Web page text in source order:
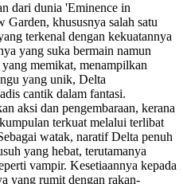
dari dunia 'Eminence in
Garden, khususnya salah satu
terkenal dengan kekuatannya
yang suka bermain namun
memikat, menampilkan
yang unik, Delta
cantik dalam fantasi.
aksi dan pengembaraan, kerana
terkuat melalui terlibat
watak, naratif Delta penuh
yang hebat, terutamanya
vampir. Kesetiaannya kepada
yang rumit dengan rakan-